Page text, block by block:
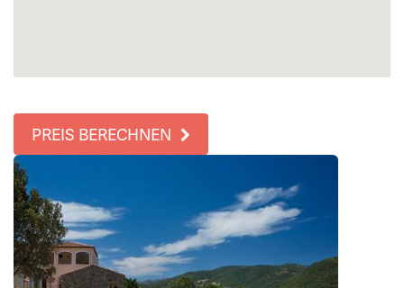
PREIS BERECHNEN